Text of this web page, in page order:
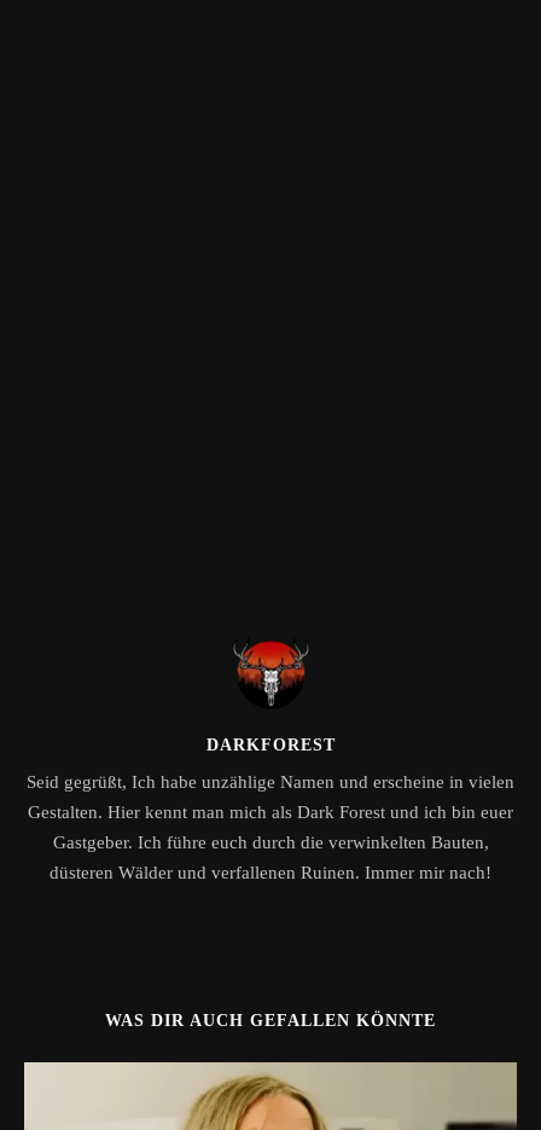
DARKFOREST
Seid gegrüßt, Ich habe unzählige Namen und erscheine in vielen
Gestalten. Hier kennt man mich als Dark Forest und ich bin euer
Gastgeber. Ich führe euch durch die verwinkelten Bauten,
düsteren Wälder und verfallenen Ruinen. Immer mir nach!
WAS DIR AUCH GEFALLEN KÖNNTE